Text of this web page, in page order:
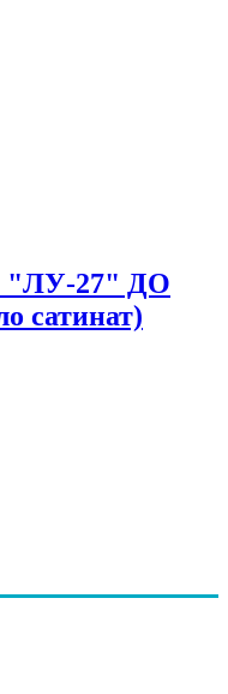
"ЛУ-27" ДО
сатинат)